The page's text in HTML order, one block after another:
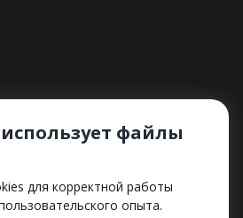
д. 12Е, пом. 282
файлы
для корректной работы
опыта.